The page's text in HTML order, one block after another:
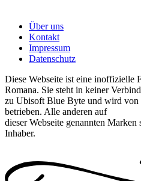
Über uns
Kontakt
Impressum
Datenschutz
Diese Webseite ist eine inoffizielle
Romana. Sie steht in keiner
zu Ubisoft Blue Byte und wird von
betrieben. Alle anderen auf
dieser Webseite genannten
Inhaber.